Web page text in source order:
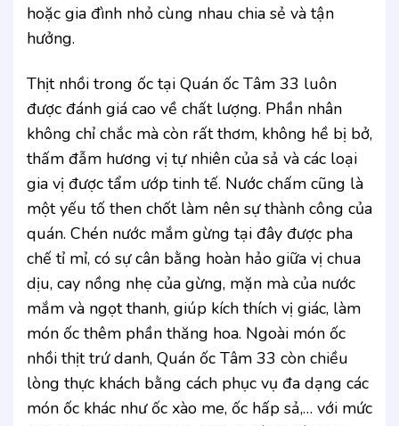
hoặc gia đình nhỏ cùng nhau chia sẻ và tận
hưởng.
Thịt nhồi trong ốc tại Quán ốc Tâm 33 luôn
được đánh giá cao về chất lượng. Phần nhân
không chỉ chắc mà còn rất thơm, không hề bị bở,
thấm đẫm hương vị tự nhiên của sả và các loại
gia vị được tẩm ướp tinh tế. Nước chấm cũng là
một yếu tố then chốt làm nên sự thành công của
quán. Chén nước mắm gừng tại đây được pha
chế tỉ mỉ, có sự cân bằng hoàn hảo giữa vị chua
dịu, cay nồng nhẹ của gừng, mặn mà của nước
mắm và ngọt thanh, giúp kích thích vị giác, làm
món ốc thêm phần thăng hoa. Ngoài món ốc
nhồi thịt trứ danh, Quán ốc Tâm 33 còn chiều
lòng thực khách bằng cách phục vụ đa dạng các
món ốc khác như ốc xào me, ốc hấp sả,… với mức